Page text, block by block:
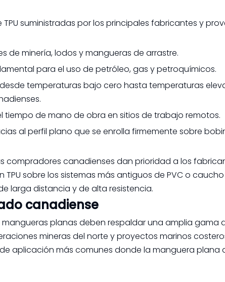
suministradas por los principales fabricantes y
de minería, lodos y mangueras de arrastre.
para el uso de petróleo, gas y petroquímicos.
temperaturas bajo cero hasta temperaturas
tiempo de mano de obra en sitios de trabajo remotos.
al perfil plano que se enrolla firmemente sobre
compradores canadienses dan prioridad a los
sobre los sistemas más antiguos de PVC o
larga distancia y de alta resistencia.
canadiense
planas deben respaldar una amplia gama
mineras del norte y proyectos marinos
aplicación más comunes donde la manguera plana